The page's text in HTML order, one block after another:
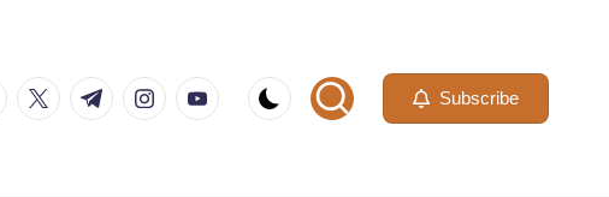
twitter.com
t.me instagram.com
youtube.com Subscribe